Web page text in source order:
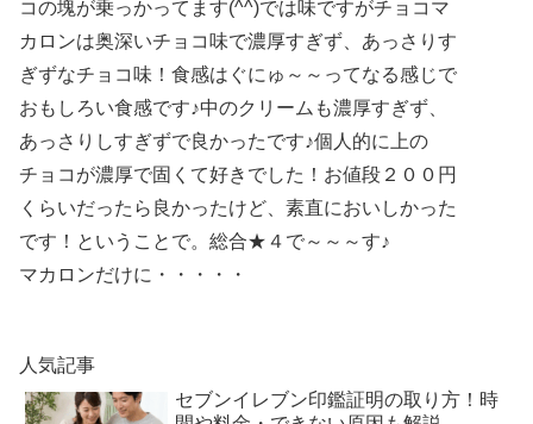
コの塊が乗っかってます(^^)では味ですがチョコマ
カロンは奥深いチョコ味で濃厚すぎず、あっさりす
ぎずなチョコ味！食感はぐにゅ～～ってなる感じで
おもしろい食感です♪中のクリームも濃厚すぎず、
あっさりしすぎずで良かったです♪個人的に上の
チョコが濃厚で固くて好きでした！お値段２００円
くらいだったら良かったけど、素直においしかった
です！ということで。総合★４で～～～す♪
マカロンだけに・・・・・
人気記事
セブンイレブン印鑑証明の取り方！時